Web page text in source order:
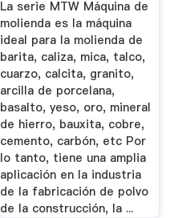
La serie MTW Máquina de
molienda es la máquina
ideal para la molienda de
barita, caliza, mica, talco,
cuarzo, calcita, granito,
arcilla de porcelana,
basalto, yeso, oro, mineral
de hierro, bauxita, cobre,
cemento, carbón, etc Por
lo tanto, tiene una amplia
aplicación en la industria
de la fabricación de polvo
de la construcción, la ...